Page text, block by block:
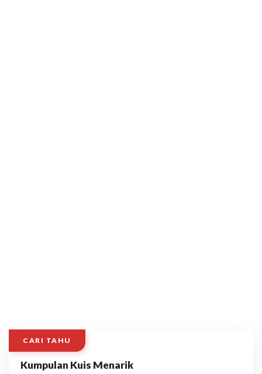
CARI TAHU
Kumpulan Kuis Menarik